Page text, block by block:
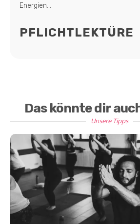
Energien...
PFLICHTLEKTÜRE
Das könnte dir
Unsere Tipps